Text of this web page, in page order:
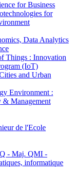
for Business
for
Data Analytics
Things : Innovation
(IoT)
and Urban
Environment :
& Management
de l'Ecole
- Maj. QMI -
informatique